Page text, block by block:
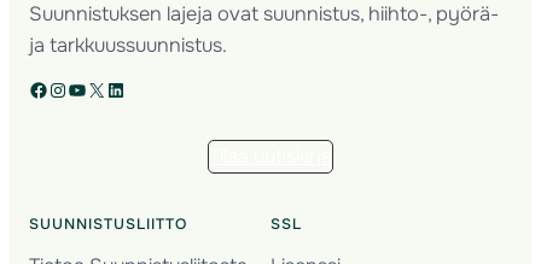
Suunnistuksen lajeja ovat suunnistus, hiihto-, pyörä-
ja tarkkuussuunnistus.
Facebook Instagram YouTube X LinkedIn
SUUNNISTUSLIITTO SSL